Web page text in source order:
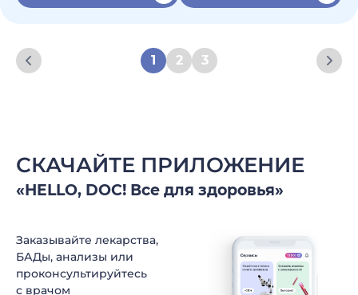
1 2 3
СКАЧАЙТЕ ПРИЛОЖЕНИЕ
«HELLO, DOC! Все для здоровья»
Заказывайте лекарства,
БАДы, анализы или
проконсультируйтесь
c врачом